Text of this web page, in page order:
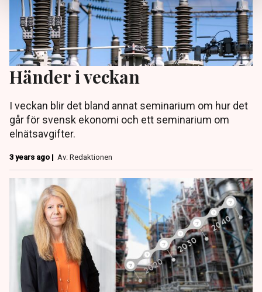
Händer i veckan
I veckan blir det bland annat seminarium om hur det
går för svensk ekonomi och ett seminarium om
elnätsavgifter.
3 years ago | Av: Redaktionen